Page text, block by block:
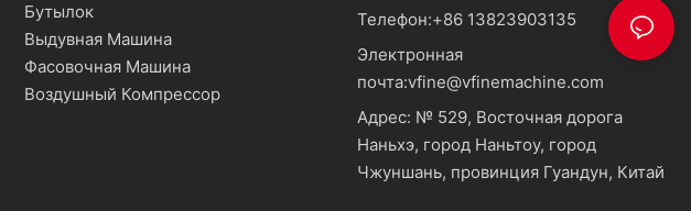
Бутылок
Выдувная Машина
Фасовочная Машина
Воздушный Компрессор
Телефон:+86 13823903135
Электронная
почта:vfine@vfinemachine.com
Адрес: № 529, Восточная дорога
Наньхэ, город Наньтоу, город
Чжуншань, провинция Гуандун, Китай